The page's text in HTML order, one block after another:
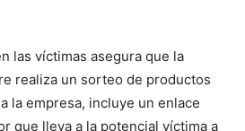
las víctimas asegura que la
realiza un sorteo de productos
la empresa, incluye un enlace
que lleva a la potencial víctima a